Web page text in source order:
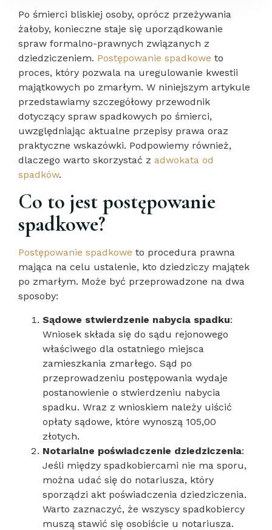
Po śmierci bliskiej osoby, oprócz przeżywania
żałoby, konieczne staje się uporządkowanie
spraw formalno-prawnych związanych z
dziedziczeniem. Postępowanie spadkowe to
proces, który pozwala na uregulowanie kwestii
majątkowych po zmarłym. W niniejszym artykule
przedstawiamy szczegółowy przewodnik
dotyczący spraw spadkowych po śmierci,
uwzględniając aktualne przepisy prawa oraz
praktyczne wskazówki. Podpowiemy również,
dlaczego warto skorzystać z adwokata od
spadków.
Co to jest postępowanie
spadkowe?
Postępowanie spadkowe to procedura prawna
mająca na celu ustalenie, kto dziedziczy majątek
po zmarłym. Może być przeprowadzone na dwa
sposoby:
Sądowe stwierdzenie nabycia spadku:
Wniosek składa się do sądu rejonowego
właściwego dla ostatniego miejsca
zamieszkania zmarłego. Sąd po
przeprowadzeniu postępowania wydaje
postanowienie o stwierdzeniu nabycia
spadku. Wraz z wnioskiem należy uiścić
opłaty sądowe, które wynoszą 105,00
złotych.
Notarialne poświadczenie dziedziczenia:
Jeśli między spadkobiercami nie ma sporu,
można udać się do notariusza, który
sporządzi akt poświadczenia dziedziczenia.
Warto zaznaczyć, że wszyscy spadkobiercy
muszą stawić się osobiście u notariusza.